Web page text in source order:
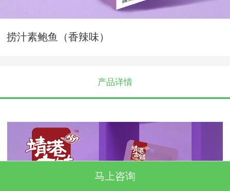
捞汁素鲍鱼（香辣味）
产品详情
马上咨询